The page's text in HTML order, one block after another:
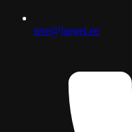
tere@jaegel.ee